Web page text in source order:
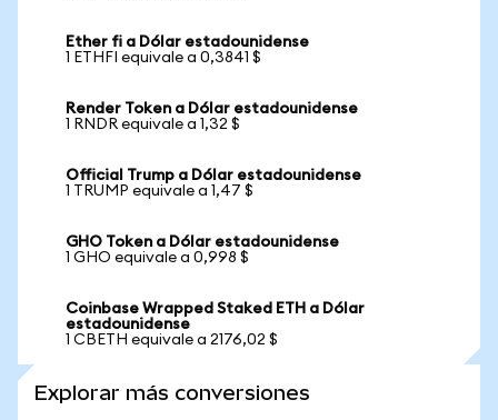
Ether fi a Dólar estadounidense
1 ETHFI equivale a 0,3841 $
Render Token a Dólar estadounidense
1 RNDR equivale a 1,32 $
Official Trump a Dólar estadounidense
1 TRUMP equivale a 1,47 $
GHO Token a Dólar estadounidense
1 GHO equivale a 0,998 $
Coinbase Wrapped Staked ETH a Dólar
estadounidense
1 CBETH equivale a 2176,02 $
Explorar más conversiones